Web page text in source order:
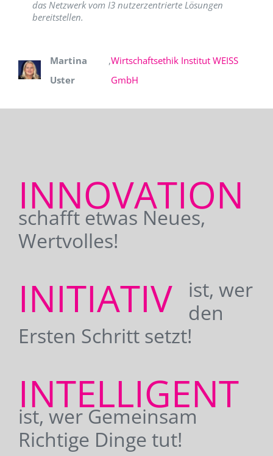
das Netzwerk vom I3 nutzerzentrierte Lösungen
bereitstellen.
Martina
Uster
,Wirtschaftsethik Institut WEISS
GmbH
INNOVATION
schafft etwas Neues,
Wertvolles!
INITIATIV
ist, wer
den
Ersten Schritt setzt!
INTELLIGENT
ist, wer Gemeinsam
Richtige Dinge tut!